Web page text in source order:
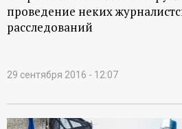
проведение неких
расследований
29 сентября 2016 - 12:07